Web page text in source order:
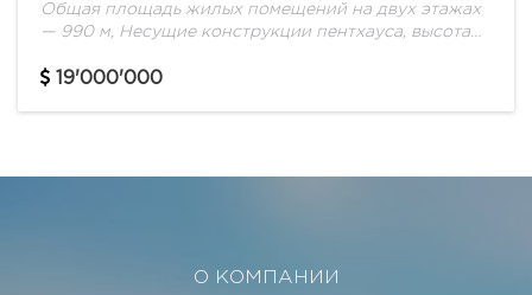
Общая площадь жилых помещений на двух этажах
— 990 м, Несущие конструкции пентхауса, высота
самые смелые проектные решения,...
19'000'000
О КОМПАНИИ